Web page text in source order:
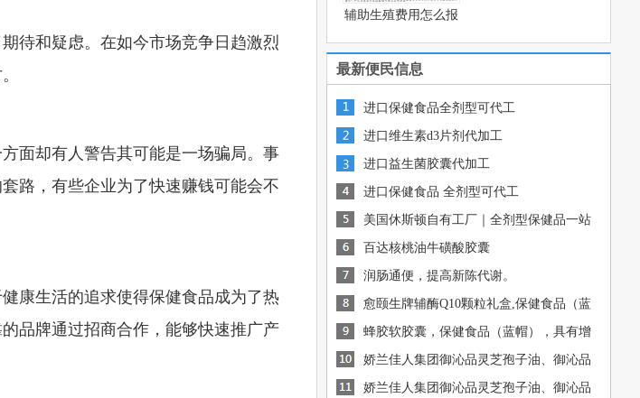
待和疑虑。在如今市场竞争日趋激烈
面却有人警告其可能是一场骗局。事
路，有些企业为了快速赚钱可能会不
康生活的追求使得保健食品成为了热
品牌通过招商合作，能够快速推广产
辅助生殖费用怎么报
最新便民信息
进口保健食品全剂型可代工
进口维生素d3片剂代加工
进口益生菌胶囊代加工
进口保健食品 全剂型可代工
美国休斯顿自有工厂｜全剂型保健品一站
式OEM/ODM代工
百达核桃油牛磺酸胶囊
润肠通便，提高新陈代谢。
愈颐生牌辅酶Q10颗粒礼盒,保健食品（蓝
帽），有助于增强免疫[图]
蜂胶软胶囊，保健食品（蓝帽），具有增
强免疫力的保健功能[图]
娇兰佳人集团御沁品灵芝孢子油、御沁品
破壁灵芝孢子粉火爆招商中[图]
娇兰佳人集团御沁品灵芝孢子油、御沁品